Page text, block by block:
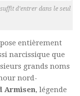
d’entrer dans le seul
entièrement
narcissique que
grands noms
nord-
Armisen, légende